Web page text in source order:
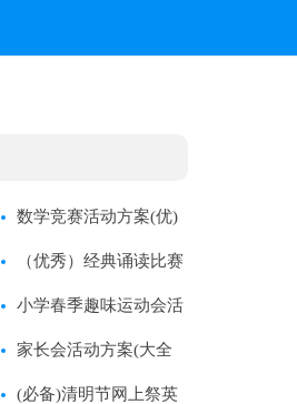
数学竞赛活动方案(优)
（优秀）经典诵读比赛
活动方案15篇
小学春季趣味运动会活
动方案
家长会活动方案(大全
15篇)
(必备)清明节网上祭英